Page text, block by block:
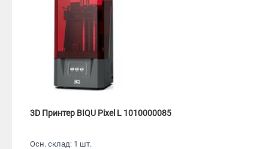
3D Принтер BIQU Pixel L 1010000085
Осн. склад: 1 шт.